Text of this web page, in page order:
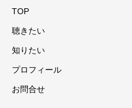
TOP
聴きたい
知りたい
プロフィール
お問合せ